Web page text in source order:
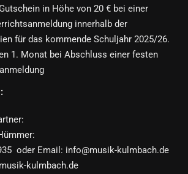
in Höhe von 20 € bei einer
innerhalb der
für das kommende Schuljahr 2025/26.
1. Monat bei Abschluss einer festen
oder Email: info@musik-kulmbach.de
kulmbach.de